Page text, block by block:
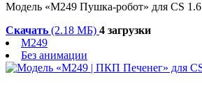
Модель «М249 Пушка-робот» для CS 1.6
Скачать (2.18 МБ) 4 загрузки
M249
Без анимации